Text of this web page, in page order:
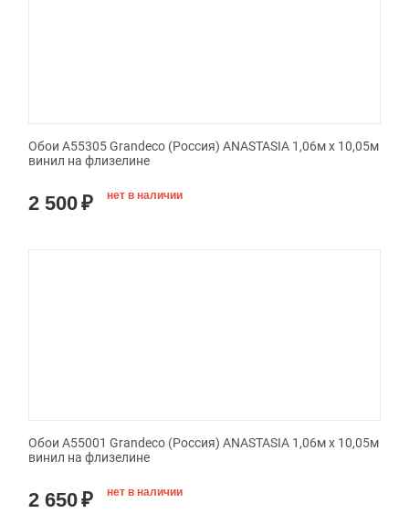
Обои A55305 Grandeco (Россия) ANASTASIA 1,06м х 10,05м
винил на флизелине
2 500₽ нет в наличии
Обои A55001 Grandeco (Россия) ANASTASIA 1,06м х 10,05м
винил на флизелине
2 650₽ нет в наличии